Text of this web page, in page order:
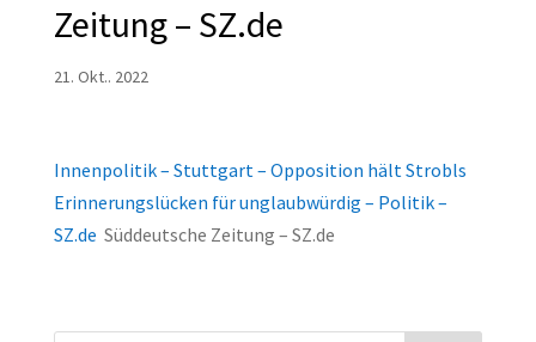
Zeitung – SZ.de
21. Okt.. 2022
Innenpolitik – Stuttgart – Opposition hält Strobls
Erinnerungslücken für unglaubwürdig – Politik –
SZ.de Süddeutsche Zeitung – SZ.de